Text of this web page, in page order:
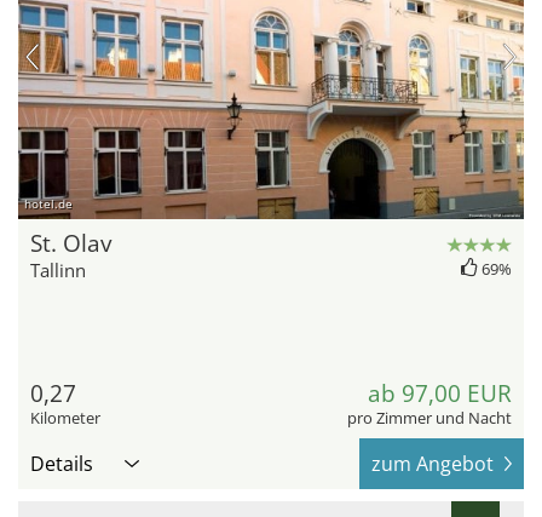
hotel.de
St. Olav
Tallinn 69%
0,27
Kilometer
ab 97,00 EUR
pro Zimmer und Nacht
Details zum Angebot